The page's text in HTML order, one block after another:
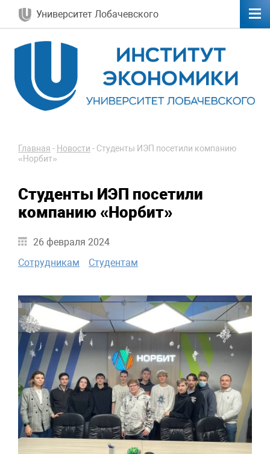
Университет Лобачевского
Главная - Новости - Студенты ИЭП посетили компанию
«Норбит»
Студенты ИЭП посетили
компанию «Норбит»
26 февраля 2024
Сотрудникам
Студентам